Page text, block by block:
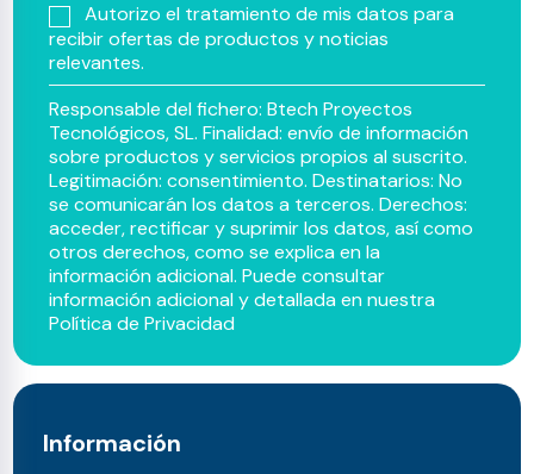
Autorizo el tratamiento de mis datos para
recibir ofertas de productos y noticias
relevantes.
Responsable del fichero: Btech Proyectos
Tecnológicos, SL. Finalidad: envío de información
sobre productos y servicios propios al suscrito.
Legitimación: consentimiento. Destinatarios: No
se comunicarán los datos a terceros. Derechos:
acceder, rectificar y suprimir los datos, así como
otros derechos, como se explica en la
información adicional. Puede consultar
información adicional y detallada en nuestra
Política de Privacidad
Información